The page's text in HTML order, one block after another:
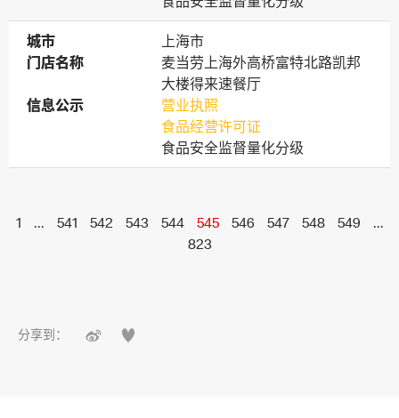
城市
城市
上海市
门店名称
门店名称
麦当劳上海外高桥富特北路凯邦
大楼得来速餐厅
信息公示
信息公示
营业执照
食品经营许可证
食品安全监督量化分级
1 ... 541 542 543 544 545 546 547 548 549
...
823
分享到：  